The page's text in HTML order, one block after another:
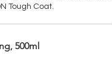
Tough Coat.
500ml